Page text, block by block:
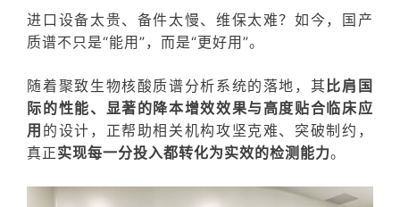
进口设备太贵、备件太慢、维保太难？如今，国产
质谱不只是“能用”，而是“更好用”。
随着聚致生物核酸质谱分析系统的落地，其 比肩国
际的性能、显著的降本增效效果与高度贴合临床应
用 的设计，正帮助相关机构攻坚克难、突破制约 ，
真正实现每一分投入都转化为实效的检测能力。